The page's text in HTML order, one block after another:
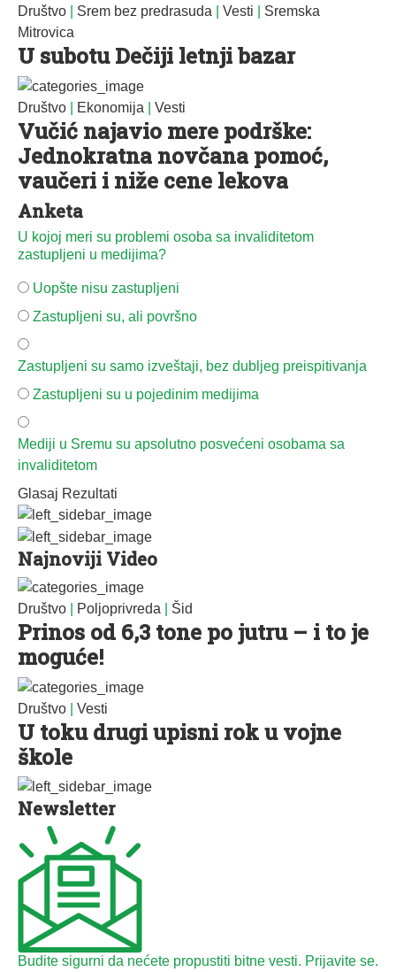
Društvo Srem bez predrasuda Vesti
Sremska
Mitrovica
U subotu Dečiji letnji bazar
Društvo Ekonomija Vesti
Vučić najavio mere podrške:
Jednokratna novčana pomoć,
vaučeri i niže cene lekova
Anketa
U kojoj meri su problemi osoba sa invaliditetom
zastupljeni u medijima?
Uopšte nisu zastupljeni
Zastupljeni su, ali površno
Zastupljeni su samo izveštaji, bez dubljeg preispitivanja
Zastupljeni su u pojedinim medijima
Mediji u Sremu su apsolutno posvećeni osobama sa
invaliditetom
Glasaj Rezultati
Najnoviji Video
Društvo Poljoprivreda Šid
Prinos od 6,3 tone po jutru – i to je
moguće!
Društvo Vesti
U toku drugi upisni rok u vojne
škole
Newsletter
Budite sigurni da nećete propustiti bitne vesti. Prijavite se.